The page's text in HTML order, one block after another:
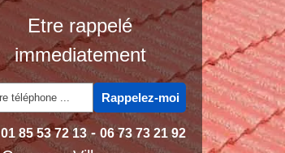
Etre rappelé
immediatement
01 85 53 72 13- 06 73 73 21 92